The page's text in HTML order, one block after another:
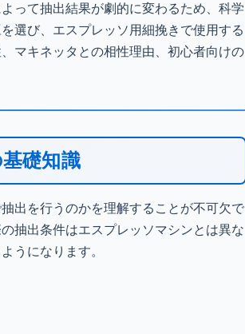
って抽出結果が劇的に変わるため、科学
選び、エスプレッソ用細挽きで使用する
マキネッタとの相性理由、初心者向けの
礎知識
出を行うのかを理解することが不可欠で
抽出条件はエスプレッソマシンとは異な
うになります。